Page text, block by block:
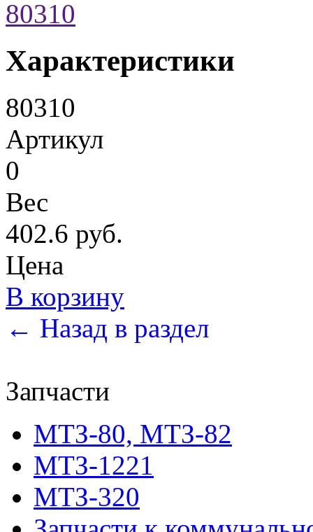
Характеристики
80310
Артикул
0
Вес
402.6 руб.
Цена
В корзину
← Назад в раздел
Запчасти
МТЗ-80, МТЗ-82
МТЗ-1221
МТЗ-320